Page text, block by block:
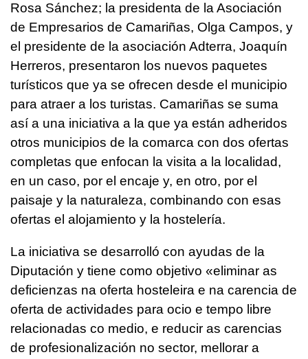
Rosa Sánchez; la presidenta de la Asociación
de Empresarios de Camariñas, Olga Campos, y
el presidente de la asociación Adterra, Joaquín
Herreros, presentaron los nuevos paquetes
turísticos que ya se ofrecen desde el municipio
para atraer a los turistas. Camariñas se suma
así a una iniciativa a la que ya están adheridos
otros municipios de la comarca con dos ofertas
completas que enfocan la visita a la localidad,
en un caso, por el encaje y, en otro, por el
paisaje y la naturaleza, combinando con esas
ofertas el alojamiento y la hostelería.
La iniciativa se desarrolló con ayudas de la
Diputación y tiene como objetivo «eliminar as
deficienzas na oferta hosteleira e na carencia de
oferta de actividades para ocio e tempo libre
relacionadas co medio, e reducir as carencias
de profesionalización no sector, mellorar a